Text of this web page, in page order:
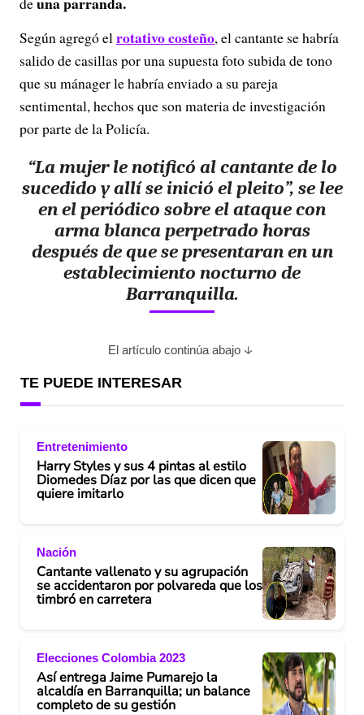
Según agregó elrotativo costeño, el cantante se habría
salido de casillas por una supuesta foto subida de tono
que su mánager le habría enviado a su pareja
sentimental, hechos que son materia de investigación
por parte de la Policía.
“La mujer le notificó al cantante de lo
sucedido y allí se inició el pleito”, se lee
en el periódico sobre el ataque con
arma blanca perpetrado horas
después de que se presentaran en un
establecimiento nocturno de
Barranquilla.
El artículo continúa abajo
TE PUEDE INTERESAR
Entretenimiento
Harry Styles y sus 4 pintas al estilo
Diomedes Díaz por las que dicen que
quiere imitarlo
Nación
Cantante vallenato y su agrupación
se accidentaron por polvareda que los
timbró en carretera
Elecciones Colombia 2023
Así entrega Jaime Pumarejo la
alcaldía en Barranquilla; un balance
completo de su gestión